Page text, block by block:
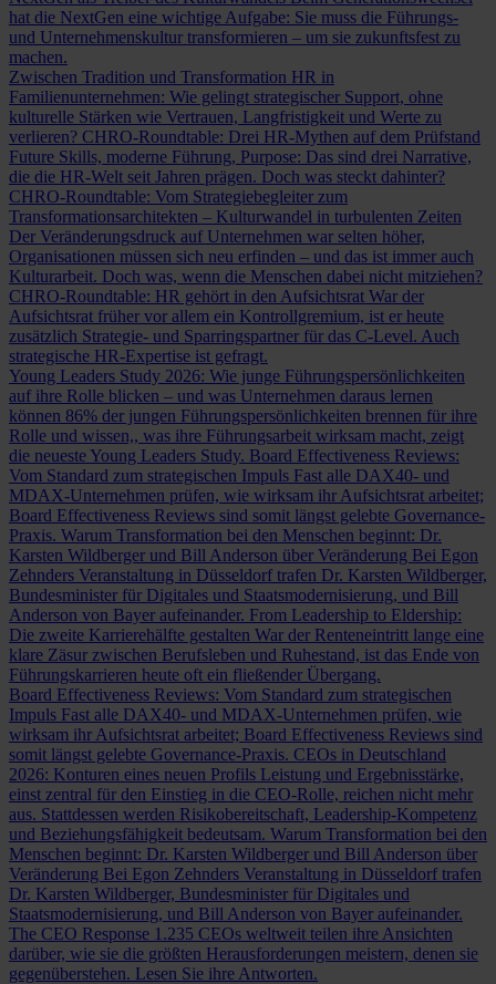
hat die NextGen eine wichtige Aufgabe: Sie muss die Führungs-
und Unternehmenskultur transformieren – um sie zukunftsfest zu
machen.
Zwischen Tradition und Transformation HR in
Familienunternehmen: Wie gelingt strategischer Support, ohne
kulturelle Stärken wie Vertrauen, Langfristigkeit und Werte zu
verlieren? CHRO-Roundtable: Drei HR-Mythen auf dem Prüfstand
Future Skills, moderne Führung, Purpose: Das sind drei Narrative,
die die HR-Welt seit Jahren prägen. Doch was steckt dahinter?
CHRO-Roundtable: Vom Strategiebegleiter zum
Transformationsarchitekten – Kulturwandel in turbulenten Zeiten
Der Veränderungsdruck auf Unternehmen war selten höher,
Organisationen müssen sich neu erfinden – und das ist immer auch
Kulturarbeit. Doch was, wenn die Menschen dabei nicht mitziehen?
CHRO-Roundtable: HR gehört in den Aufsichtsrat War der
Aufsichtsrat früher vor allem ein Kontrollgremium, ist er heute
zusätzlich Strategie- und Sparringspartner für das C-Level. Auch
strategische HR-Expertise ist gefragt.
Young Leaders Study 2026: Wie junge Führungspersönlichkeiten
auf ihre Rolle blicken – und was Unternehmen daraus lernen
können 86% der jungen Führungspersönlichkeiten brennen für ihre
Rolle und wissen,, was ihre Führungsarbeit wirksam macht, zeigt
die neueste Young Leaders Study. Board Effectiveness Reviews:
Vom Standard zum strategischen Impuls Fast alle DAX40- und
MDAX-Unternehmen prüfen, wie wirksam ihr Aufsichtsrat arbeitet;
Board Effectiveness Reviews sind somit längst gelebte Governance-
Praxis. Warum Transformation bei den Menschen beginnt: Dr.
Karsten Wildberger und Bill Anderson über Veränderung Bei Egon
Zehnders Veranstaltung in Düsseldorf trafen Dr. Karsten Wildberger,
Bundesminister für Digitales und Staatsmodernisierung, und Bill
Anderson von Bayer aufeinander. From Leadership to Eldership:
Die zweite Karrierehälfte gestalten War der Renteneintritt lange eine
klare Zäsur zwischen Berufsleben und Ruhestand, ist das Ende von
Führungskarrieren heute oft ein fließender Übergang.
Board Effectiveness Reviews: Vom Standard zum strategischen
Impuls Fast alle DAX40- und MDAX-Unternehmen prüfen, wie
wirksam ihr Aufsichtsrat arbeitet; Board Effectiveness Reviews sind
somit längst gelebte Governance-Praxis. CEOs in Deutschland
2026: Konturen eines neuen Profils Leistung und Ergebnisstärke,
einst zentral für den Einstieg in die CEO-Rolle, reichen nicht mehr
aus. Stattdessen werden Risikobereitschaft, Leadership-Kompetenz
und Beziehungsfähigkeit bedeutsam. Warum Transformation bei den
Menschen beginnt: Dr. Karsten Wildberger und Bill Anderson über
Veränderung Bei Egon Zehnders Veranstaltung in Düsseldorf trafen
Dr. Karsten Wildberger, Bundesminister für Digitales und
Staatsmodernisierung, und Bill Anderson von Bayer aufeinander.
The CEO Response 1.235 CEOs weltweit teilen ihre Ansichten
darüber, wie sie die größten Herausforderungen meistern, denen sie
gegenüberstehen. Lesen Sie ihre Antworten.